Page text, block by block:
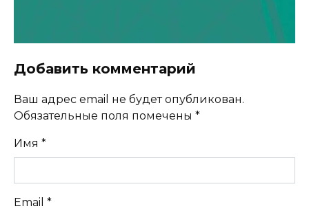
Добавить комментарий
Ваш адрес email не будет опубликован.
Обязательные поля помечены *
Имя *
Email *